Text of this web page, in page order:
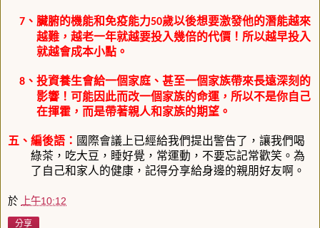
7 、臟腑的機能和免疫能力50歲以後想要激發他的潛能越來
越難，越老一年就越要投入幾倍的代價！所以越早投入
就越會成本小點。
8 、投資養生會給一個家庭、甚至一個家族帶來長遠深刻的
影響！可能因此而改一個家族的命運，所以不是你自己
在揮霍，而是帶著親人和家族的期望。
五、編後語： 國際會議上已經給我們提出警告了，讓我們喝
綠茶，吃大豆，睡好覺，常運動，不要忘記常歡笑。為
了自己和家人的健康，記得分享給身邊的親朋好友啊。
於 上午10:12
分享